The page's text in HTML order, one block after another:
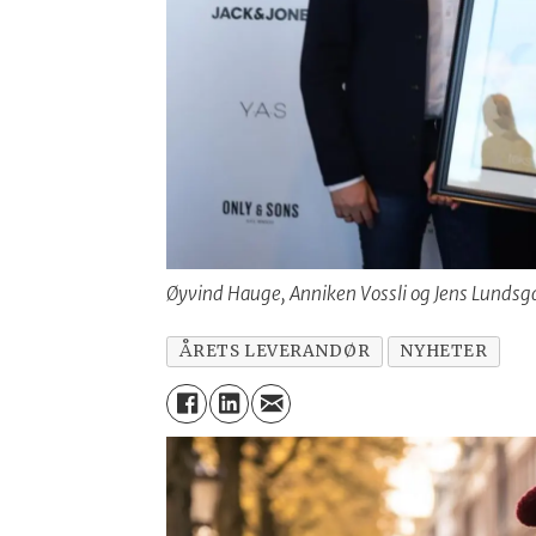
Øyvind Hauge, Anniken Vossli og Jens
ÅRETS LEVERANDØR NYHETER